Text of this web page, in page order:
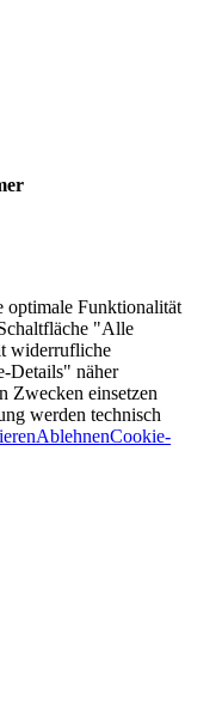
optimale Funktionalität
"Alle
widerrufliche
Details" näher
Zwecken einsetzen
werden technisch
AblehnenCookie-